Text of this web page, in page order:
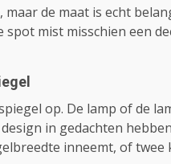
de maat is echt
spot mist misschien een
op. De lamp of de
in gedachten
inneemt, of twee